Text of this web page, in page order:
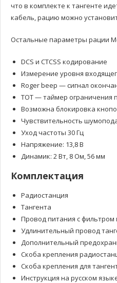
что в комплекте к тангенте
кабель, рацию можно
Остальные параметры рации
DCS и CTCSS кодирование
Измерение уровня
Roger beep — сигнал
TOT — таймер ограничения
Возможна блокировка
Чувствительность
Уход частоты 30 Гц
Напряжение: 13,8 В
Динамик: 2 Вт, 8 Ом, 56 мм
Комплектация
Радиостанция
Тангента
Провод питания с фильтром
Удлинительный провод
Дополнительный
Скоба крепления
Скоба крепления для
Инструкция на русском